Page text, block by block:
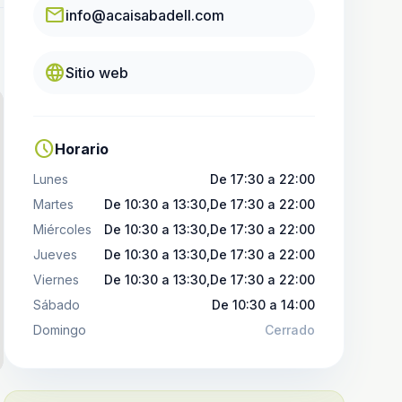
emailinfo@acaisabadell.com
languageSitio web
scheduleHorario
Lunes
De 17:30 a 22:00
Martes
De 10:30 a 13:30,De 17:30 a 22:00
Miércoles
De 10:30 a 13:30,De 17:30 a 22:00
Jueves
De 10:30 a 13:30,De 17:30 a 22:00
Viernes
De 10:30 a 13:30,De 17:30 a 22:00
Sábado
De 10:30 a 14:00
Domingo
Cerrado